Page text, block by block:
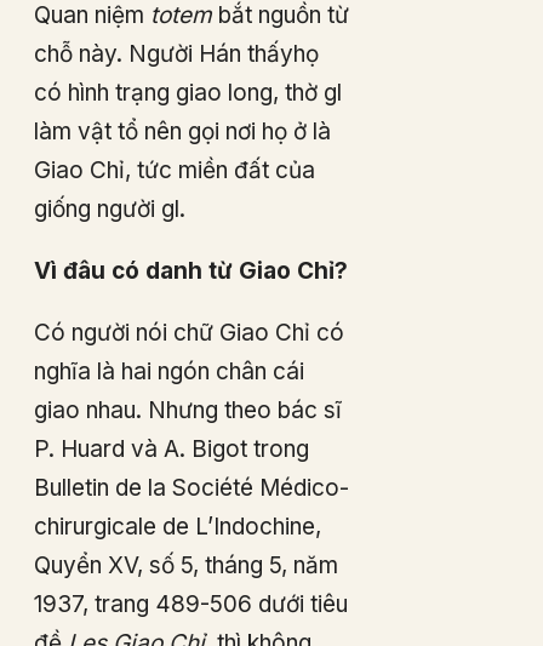
Quan niệm totem bắt nguồn từ
chỗ này. Người Hán thấyhọ
có hình trạng giao long, thờ gl
làm vật tổ nên gọi nơi họ ở là
Giao Chỉ, tức miền đất của
giống người gl.
Vì đâu có danh từ Giao Chỉ?
Có người nói chữ Giao Chỉ có
nghĩa là hai ngón chân cái
giao nhau. Nhưng theo bác sĩ
P. Huard và A. Bigot trong
Bulletin de la Société Médico-
chirurgicale de L’Indochine,
Quyển XV, số 5, tháng 5, năm
1937, trang 489-506 dưới tiêu